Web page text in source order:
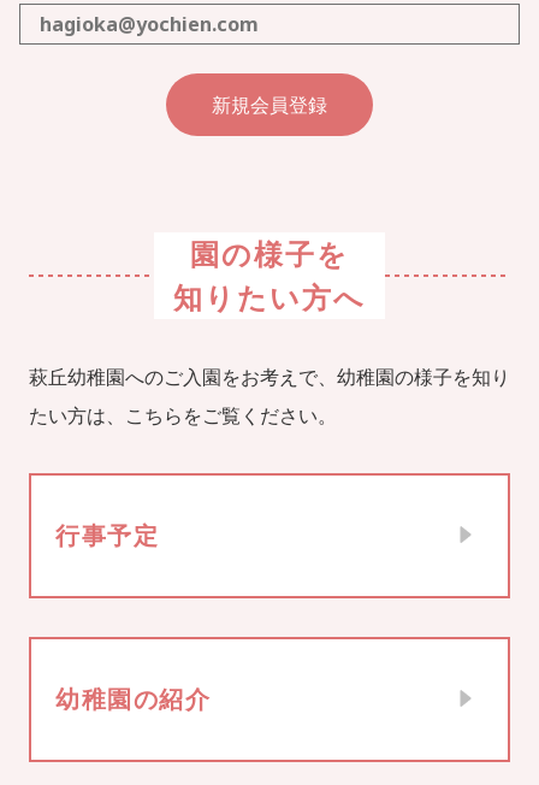
園の様子を
知りたい方へ
萩丘幼稚園へのご入園をお考えで、幼稚園の様子を知り
たい方は、こちらをご覧ください。
行事予定
幼稚園の紹介